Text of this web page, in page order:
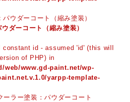
ダーコート（縮み塗装）
id - assumed 'id' (this will
of PHP) in
web/www.gd-paint.net/wp-
yarpp-template-